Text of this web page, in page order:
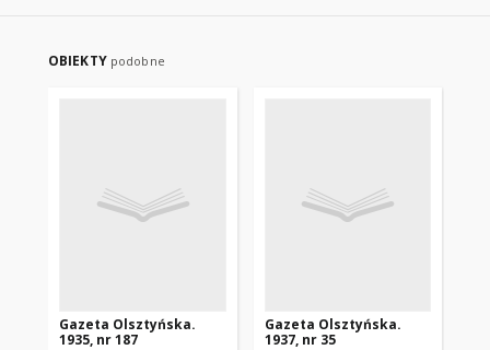
OBIEKTY podobne
Gazeta Olsztyńska.
1935, nr 187
Gazeta Olsztyńska.
1937, nr 35